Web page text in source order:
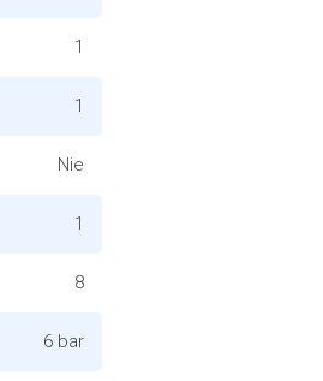
1
1
Nie
1
8
6 bar